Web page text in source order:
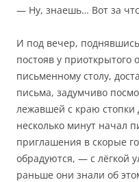
— Ну, знаешь… Вот за
И под вечер,
постояв у приоткрытого
письменному столу,
письма, задумчиво
лежавшей с краю стопки
несколько минут начал
приглашения в скорые
обрадуются, — с лёгкой
раньше они знали об